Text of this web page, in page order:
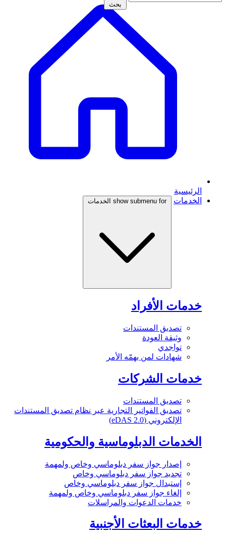
بحث
الرئيسية
الخدمات
show submenu for الخدمات
خدمات الأفراد
تصديق المستندات
وثيقة العودة
تواجدي
شهادات لمن يهمّه الأمر
خدمات الشركات
تصديق المستندات
تصديق الفواتير التجارية عبر نظام تصديق المستندات
الإلكتروني (eDAS 2.0)
الخدمات الدبلوماسية والحكومية
إصدار جواز سفر دبلوماسي وخاص ولمهمة
تجديد جواز سفر دبلوماسي وخاص
إستبدال جواز سفر دبلوماسي وخاص
إلغاء جواز سفر دبلوماسي وخاص ولمهمة
خدمات الدعوات والمراسلات
خدمات البعثات الأجنبية